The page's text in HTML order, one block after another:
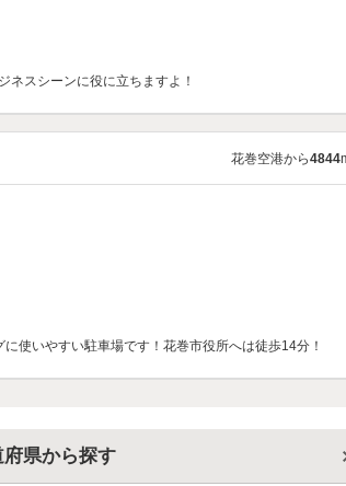
ネスシーンに役に立ちますよ！
花巻空港から4844
使いやすい駐車場です！花巻市役所へは徒歩14分！
県から探す